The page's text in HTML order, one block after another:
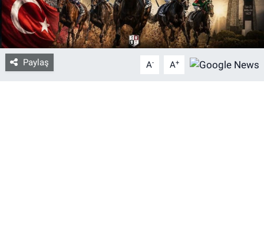
Paylaş A- A+
Yaşam
Gözden Kaçmasın